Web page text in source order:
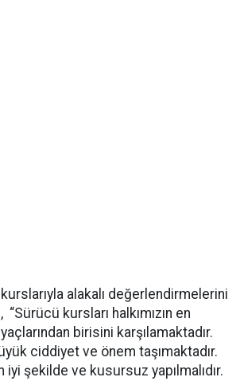
alakalı değerlendirmelerini
kursları halkımızın en
birisini karşılamaktadır.
ciddiyet ve önem taşımaktadır.
şekilde ve kusursuz yapılmalıdır.